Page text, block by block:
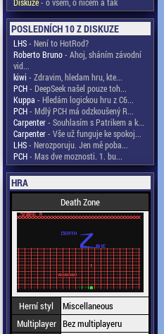
POSLEDNÍCH 10 Z DISKUZE
LHS- Není to HotRod?
Roberto Bruno- Ahoj, sháním závodní
vid...
kiwi - Zdravim, hledam hru, kte...
PCH- DeepSeek našel pouze toh...
Kuppa - Hledám logickou hru z C6...
PCH- Mdlý PCH má odzkoušený R...
Carpenter- Souhlasím s Patrikem a k...
Carpenter- Vše už funguje ke spokoj...
LHS- Nerozporuju. Jen mě poba...
PCH- Mas dve moznosti. 1. bu...
HRA
Death Zone
Herní styl
Miscellaneous
Multiplayer Bez multiplayeru